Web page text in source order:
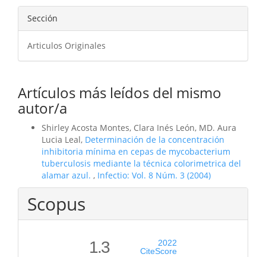
Sección
Articulos Originales
Artículos más leídos del mismo
autor/a
Shirley Acosta Montes, Clara Inés León, MD. Aura
Lucia Leal, Determinación de la concentración
inhibitoria mínima en cepas de mycobacterium
tuberculosis mediante la técnica colorimetrica del
alamar azul. , Infectio: Vol. 8 Núm. 3 (2004)
Scopus
1.3
2022
CiteScore